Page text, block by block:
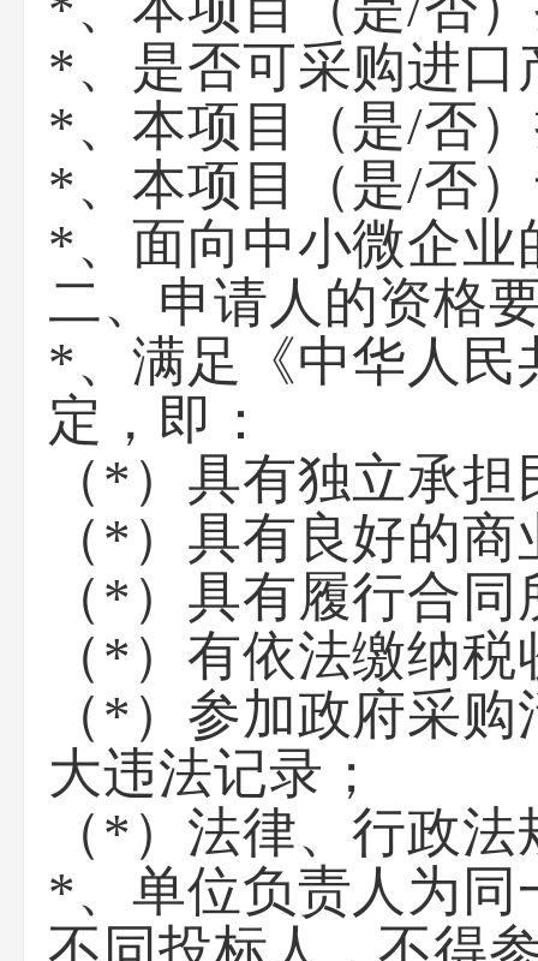
*、是否可采购进口
*、本项目（是/否
*、本项目（是/否
*、面向中小微企业
二、申请人的资格
*、满足《中华人民
定，即：
（*）具有独立承
（*）具有良好的
（*）具有履行合
（*）有依法缴纳
（*）参加政府采
大违法记录；
（*）法律、行政
*、单位负责人为同